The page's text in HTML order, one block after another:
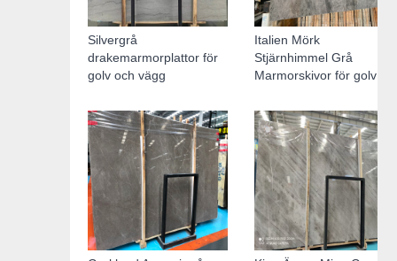
Silvergrå
drakemarmorplattor för
golv och vägg
Italien Mörk
Stjärnhimmel Grå
Marmorskivor för golv